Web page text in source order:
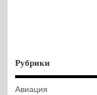
Рубрики
Авиация